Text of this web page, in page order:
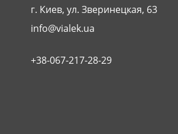
г. Киев, ул. Зверинецкая, 63
info@vialek.ua
+38-067-217-28-29